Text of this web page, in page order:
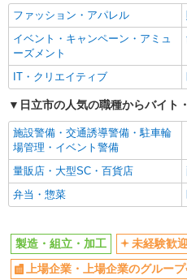
同じ職種から求人を探す
軽作業・
製造・組立・加工
同じ特徴から求人を探す
未経験歓迎
車通勤OK
ファッション・アパレル
イベント・キャンペーン・アミュ
ーズメント
IT・クリエイティブ
日立市の人気の職種からバイト
施設警備・交通誘導警備・駐車輪
場管理・イベント警備
量販店・大型SC・百貨店
弁当・惣菜
製造・組立・加工
未経験歓迎
上場企業・上場企業のグルー